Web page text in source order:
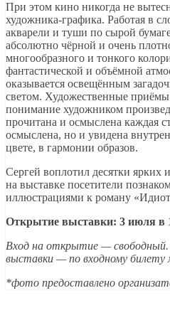
При этом кино никогда не
художника-графика. Работая в
акварели и туши по сырой
абсолютно чёрной и очень
многообразного и тонкого
фантастической и объёмной
оказывается освещённым
светом. Художественные
понимание художником
прочитана и осмыслена каждая
осмыслена, но и увидена
цвете, в гармонии образов.
Сергей воплотил десятки ярких
на выставке посетители
иллюстрациями к роману
Открытие выставки: 3 июля в
Вход на открытие —
выставки — по входному билету
*фото предоставлено